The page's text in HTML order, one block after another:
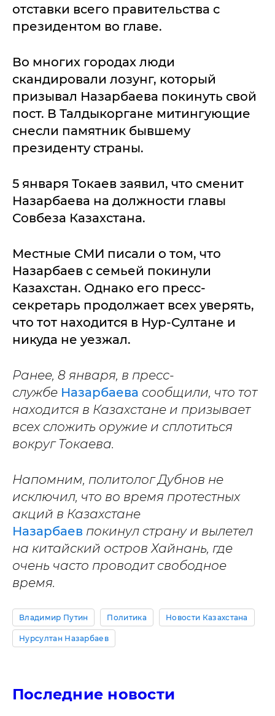
отставки всего правительства с
президентом во главе.
Во многих городах люди
скандировали лозунг, который
призывал Назарбаева покинуть свой
пост. В Талдыкоргане митингующие
снесли памятник бывшему
президенту страны.
5 января Токаев заявил, что сменит
Назарбаева на должности главы
Совбеза Казахстана.
Местные СМИ писали о том, что
Назарбаев с семьей покинули
Казахстан. Однако его пресс-
секретарь продолжает всех уверять,
что тот находится в Нур-Султане и
никуда не уезжал.
Ранее, 8 января, в пресс-
службе Назарбаева сообщили, что тот
находится в Казахстане и призывает
всех сложить оружие и сплотиться
вокруг Токаева.
Напомним, политолог Дубнов не
исключил, что во время протестных
акций в Казахстане
Назарбаев покинул страну и вылетел
на китайский остров Хайнань, где
очень часто проводит свободное
время.
Владимир Путин Политика Новости Казахстана
Нурсултан Назарбаев
Последние новости